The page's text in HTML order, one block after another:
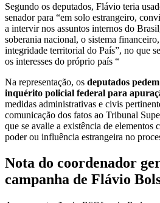
Segundo os deputados, Flávio teria
senador para “em solo estrangeiro,
a intervir nos assuntos internos do
soberania nacional, o sistema
integridade territorial do País”, no que
os interesses do próprio país “
Na representação, os deputados
inquérito policial federal para
medidas administrativas e civis
comunicação dos fatos ao Tribunal
que se avalie a existência de elementos
poder ou influência estrangeira no
Nota do coordenador
campanha de Flávio